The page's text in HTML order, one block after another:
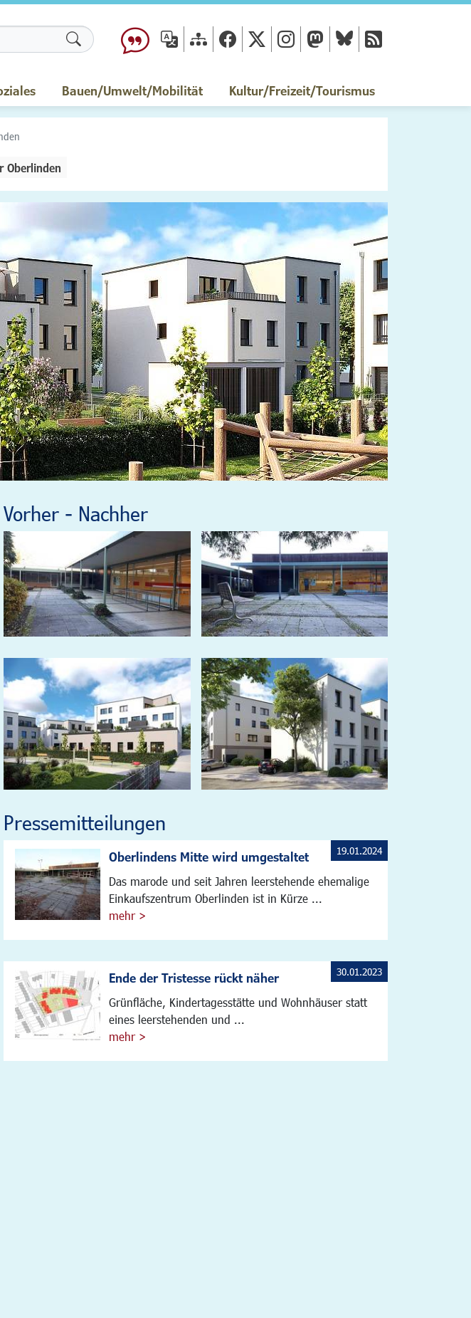
Formularschaltfläche
Bauen/Umwelt/Mobilität Kultur/Freizeit/Tourismus
Oberlinden
Vorher - Nachher
Pressemitteilungen
Oberlindens Mitte wird umgestaltet
Das marode und seit Jahren leerstehende ehemalige
Einkaufszentrum Oberlinden ist in Kürze ...
mehr >
19.01.2024
Ende der Tristesse rückt näher
Grünfläche, Kindertagesstätte und Wohnhäuser statt
eines leerstehenden und ...
mehr >
30.01.2023